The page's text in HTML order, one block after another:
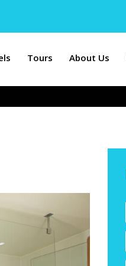
Tours About Us